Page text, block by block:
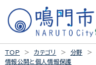
TOP カテゴリ 分野
情報公開と個人情報保護